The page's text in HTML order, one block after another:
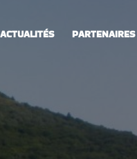
ACTUALITÉS PARTENAIRES